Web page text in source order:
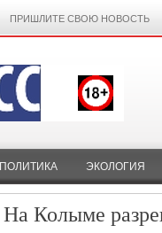
ПРИШЛИТЕ СВОЮ НОВОСТЬ
ПОЛИТИКА ЭКОЛОГИЯ
На Колыме